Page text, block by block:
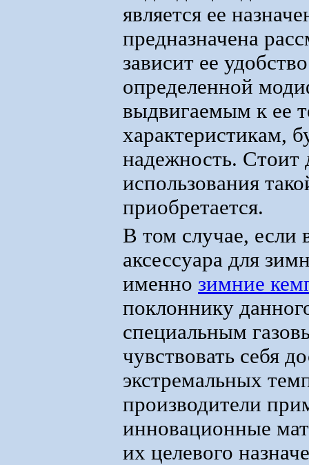
является ее
предназначена
зависит ее
определенной
выдвигаемым к ее
характеристикам,
надежность. Стоит
использования
приобретается.
В том случае, если
аксессуара для
именно зимние
поклоннику
специальным
чувствовать себя
экстремальных
производители
инновационные
их целевого